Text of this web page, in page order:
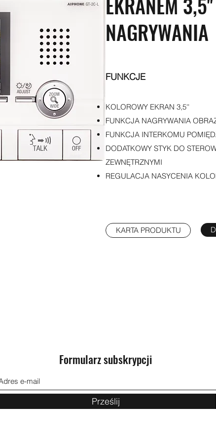
NAGRYWANIA
FUNKCJE
KOLOROWY EKRAN 3,5''
FUNKCJA NAGRYWANIA
FUNKCJA INTERKOMU
DODATKOWY STYK DO
ZEWNĘTRZNYMI
REGULACJA NASYCENIA
KARTA PRODUKTU
Formularz subskrypcji
Prześlij